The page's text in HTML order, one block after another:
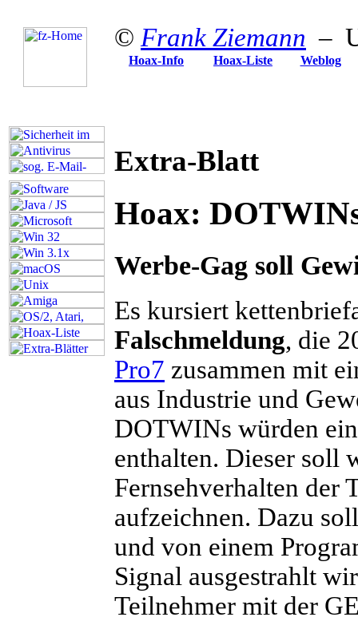
© Frank Ziemann –
Hoax-Info Hoax-Liste Weblog
Extra-Blatt
Hoax:
Werbe-Gag soll
Es kursiert
Falschmeldung, die
Pro7 zusammen mit
aus Industrie und
DOTWINs würden
enthalten. Dieser soll
Fernsehverhalten der
aufzeichnen. Dazu
und von einem
Signal ausgestrahlt
Teilnehmer mit der